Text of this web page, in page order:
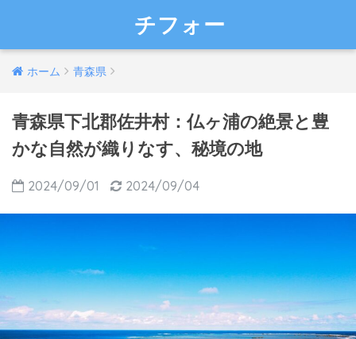
チフォー
ホーム 青森県
青森県下北郡佐井村：仏ヶ浦の絶景と豊
かな自然が織りなす、秘境の地
2024/09/01 2024/09/04